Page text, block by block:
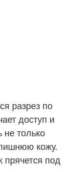
разрез по
доступ и
не только
кожу.
прячется под